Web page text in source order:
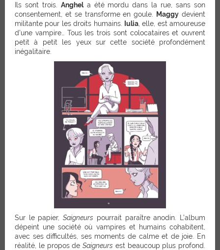
Ils sont trois. Anghela été mordu dans la rue, sans son
consentement, et se transforme en goule.
Maggy devient
militante pour les droits humains.
Iulia, elle, est amoureuse
d’une vampire… Tous les trois sont colocataires et ouvrent
petit à petit les yeux sur cette société profondément
inégalitaire.
Sur le papier,Saigneurs pourrait paraître anodin. L’album
dépeint une société où vampires et humains cohabitent,
avec ses difficultés, ses moments de calme et de joie. En
réalité, le propos de Saigneurs est beaucoup plus profond.